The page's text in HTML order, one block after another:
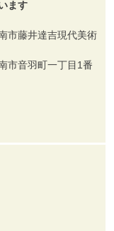
ます
市藤井達吉現代美術
市音羽町一丁目1番